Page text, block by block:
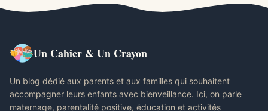
Un Cahier & Un Crayon
Un blog dédié aux parents et aux familles qui souhaitent
accompagner leurs enfants avec bienveillance. Ici, on parle
maternage, parentalité positive, éducation et activités